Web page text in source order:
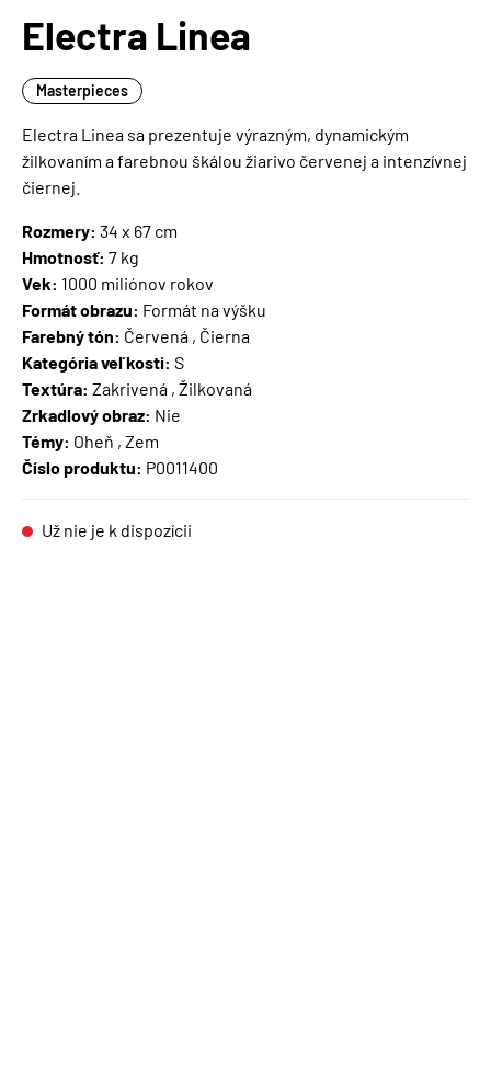
Electra Linea
Masterpieces
Electra Linea sa prezentuje výrazným, dynamickým
žilkovaním a farebnou škálou žiarivo červenej a intenzívnej
čiernej.
Rozmery: 34 x 67 cm
Hmotnosť: 7 kg
Vek: 1000 miliónov rokov
Formát obrazu: Formát na výšku
Farebný tón: Červená , Čierna
Kategória veľkosti: S
Textúra: Zakrivená , Žilkovaná
Zrkadlový obraz: Nie
Témy: Oheň , Zem
Číslo produktu: P0011400
Už nie je k dispozícii